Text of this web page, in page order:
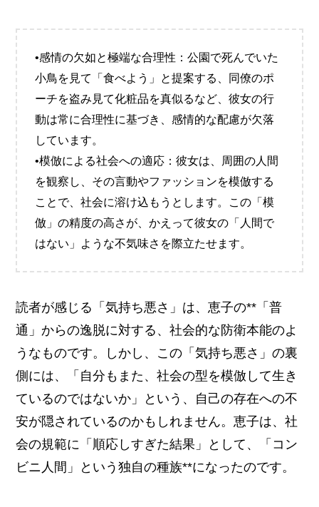
•感情の欠如と極端な合理性：公園で死んでいた
小鳥を見て「食べよう」と提案する、同僚のポ
ーチを盗み見て化粧品を真似るなど、彼女の行
動は常に合理性に基づき、感情的な配慮が欠落
しています。
•模倣による社会への適応：彼女は、周囲の人間
を観察し、その言動やファッションを模倣する
ことで、社会に溶け込もうとします。この「模
倣」の精度の高さが、かえって彼女の「人間で
はない」ような不気味さを際立たせます。
読者が感じる「気持ち悪さ」は、恵子の**「普
通」からの逸脱に対する、社会的な防衛本能のよ
うなものです。しかし、この「気持ち悪さ」の裏
側には、「自分もまた、社会の型を模倣して生き
ているのではないか」という、自己の存在への不
安が隠されているのかもしれません。恵子は、社
会の規範に「順応しすぎた結果」として、「コン
ビニ人間」という独自の種族**になったのです。